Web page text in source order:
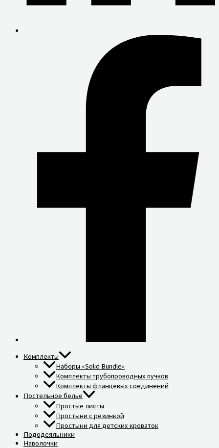
Комплекты
Наборы «Solid Bundle»
Комплекты трубопроводных пучков
Комплекты фланцевых соединений
Постельное белье
Простые листы
Простыни с резинкой
Простыни для детских кроваток
Пододеяльники
Наволочки